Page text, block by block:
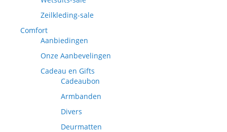
Zeilkleding-sale
Comfort
Aanbiedingen
Onze Aanbevelingen
Cadeau en Gifts
Cadeaubon
Armbanden
Divers
Deurmatten